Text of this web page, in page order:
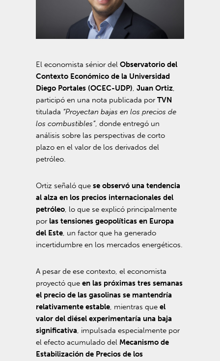
El economista sénior delObservatorio del
Contexto Económico de la Universidad
Diego Portales (OCEC-UDP),Juan Ortiz,
participó en una nota publicada porTVN
titulada “Proyectan bajas en los precios de
los combustibles”, donde entregó un
análisis sobre las perspectivas de corto
plazo en el valor de los derivados del
petróleo.
Ortiz señaló quese observó una tendencia
al alza en los precios internacionales del
petróleo, lo que se explicó principalmente
por las tensiones geopolíticas en Europa
del Este, un factor que ha generado
incertidumbre en los mercados energéticos.
A pesar de ese contexto, el economista
proyectó queen las próximas tres semanas
el precio de las gasolinas se mantendría
relativamente estable, mientras queel
valor del diésel experimentaría una baja
significativa, impulsada especialmente por
el efecto acumulado del Mecanismo de
Estabilización de Precios de los